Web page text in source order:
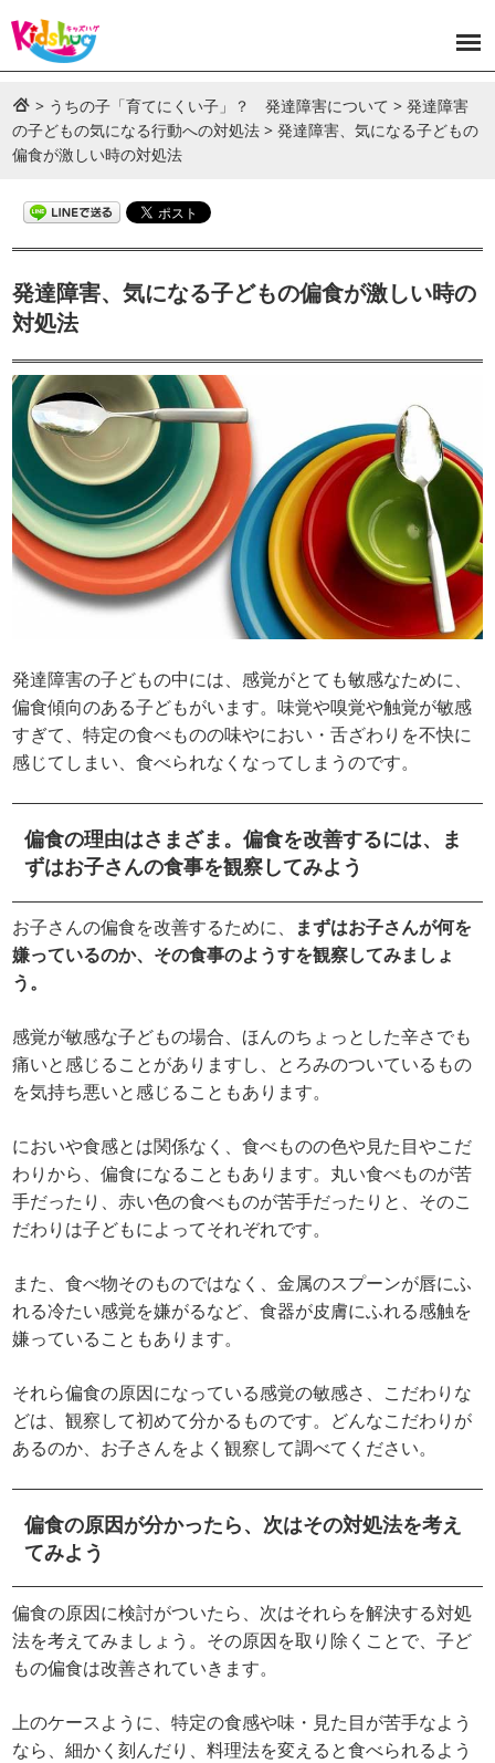
> うちの子「育てにくい子」？ 発達障害について >発達障害
の子どもの気になる行動への対処法 >発達障害、気になる子どもの
偏食が激しい時の対処法
発達障害、気になる子どもの偏食が激しい時の
対処法
発達障害の子どもの中には、感覚がとても敏感なために、
偏食傾向のある子どもがいます。味覚や嗅覚や触覚が敏感
すぎて、特定の食べものの味やにおい・舌ざわりを不快に
感じてしまい、食べられなくなってしまうのです。
偏食の理由はさまざま。偏食を改善するには、ま
ずはお子さんの食事を観察してみよう
お子さんの偏食を改善するために、
まずはお子さんが何を
嫌っているのか、その食事のようすを観察してみましょ
う。
感覚が敏感な子どもの場合、ほんのちょっとした辛さでも
痛いと感じることがありますし、とろみのついているもの
を気持ち悪いと感じることもあります。
においや食感とは関係なく、食べものの色や見た目やこだ
わりから、偏食になることもあります。丸い食べものが苦
手だったり、赤い色の食べものが苦手だったりと、そのこ
だわりは子どもによってそれぞれです。
また、食べ物そのものではなく、金属のスプーンが唇にふ
れる冷たい感覚を嫌がるなど、食器が皮膚にふれる感触を
嫌っていることもあります。
それら偏食の原因になっている感覚の敏感さ、こだわりな
どは、観察して初めて分かるものです。どんなこだわりが
あるのか、お子さんをよく観察して調べてください。
偏食の原因が分かったら、次はその対処法を考え
てみよう
偏食の原因に検討がついたら、次はそれらを解決する対処
法を考えてみましょう。その原因を取り除くことで、子ど
もの偏食は改善されていきます。
上のケースように、特定の食感や味・見た目が苦手なよう
なら、細かく刻んだり、料理法を変えると食べられるよう